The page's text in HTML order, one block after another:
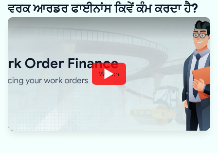
ਵਰਕ ਆਰਡਰ ਫਾਈਨਾਂਸ ਕਿਵੇਂ ਕੰਮ ਕਰਦਾ ਹੈ?
Watch